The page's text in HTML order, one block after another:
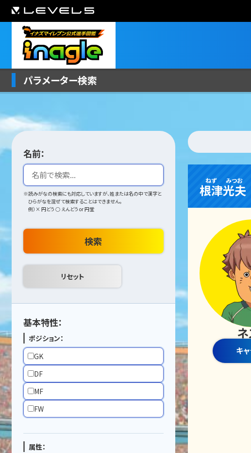
パラメーター検索
名前：
※読みがなの検索にも対応していますが、姓または名の中で漢字と
ひらがなを混ぜて検索することはできません。
例）× 円どう ○ えんどう or 円堂
検索
基本特性：
ポジション：
GK
DF
MF
FW
属性：
根津
ねず
光夫
みつお
キ